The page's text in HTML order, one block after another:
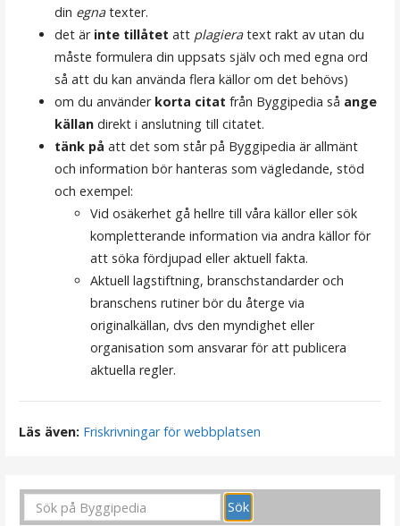
din egnatexter.
det är inte tillåtet att plagieratext rakt av utan du
måste formulera din uppsats själv och med egna ord
så att du kan använda flera källor om det behövs)
om du använder korta citat från Byggipedia så ange
källandirekt i anslutning till citatet.
tänk på att det som står på Byggipedia är allmänt
och information bör hanteras som vägledande, stöd
och exempel:
Vid osäkerhet gå hellre till våra källor eller sök
kompletterande information via andra källor för
att söka fördjupad eller aktuell fakta.
Aktuell lagstiftning, branschstandarder och
branschens rutiner bör du återge via
originalkällan, dvs den myndighet eller
organisation som ansvarar för att publicera
aktuella regler.
Läs även: Friskrivningar för webbplatsen